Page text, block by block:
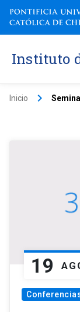
Instituto
Inicio keyboard_arrow_right
19